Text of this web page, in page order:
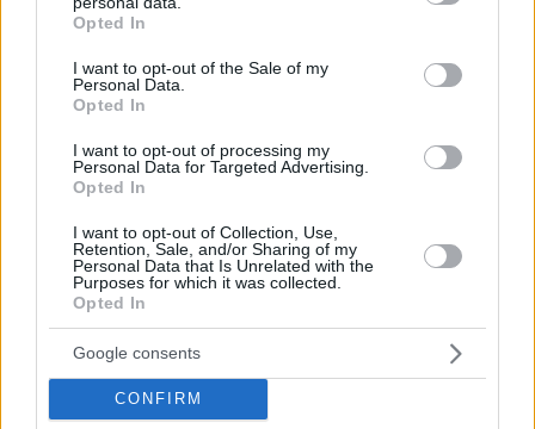
grant or deny consent to Google and its third-party tags to
use your data for below specified purposes in below Google
consent section.
Opted In
I want to opt-out of the Sale of my
Personal Data.
Opted In
I want to opt-out of processing my
Personal Data for Targeted Advertising.
Opted In
I want to opt-out of Collection, Use,
Retention, Sale, and/or Sharing of my
Personal Data that Is Unrelated with the
Purposes for which it was collected.
Opted In
Google consents
CONFIRM
επεισόδια συνοδεύονται συχνά από
Ταυτόχρονα, η εγγύτητα του φαινομένου με την
Ψυττάλεια — μία από τις μεγαλύτερες
εγκαταστάσεις επεξεργασίας λυμάτων της
Μεσογείου — εύλογα προκαλεί ερωτήματα.
Ακόμη και πολύ προηγμένα συστήματα
επεξεργασίας μπορεί περιστασιακά να
παρουσιάσουν προσωρινές δυσλειτουργίες,
υπερφόρτωση, προβλήματα διαχείρισης ιλύος
ή αστοχίες στα συστήματα ελέγχου οσμών.
Επειδή ο Εσωτερικός Σαρωνικός
χαρακτηρίζεται από περιοχές σχετικά